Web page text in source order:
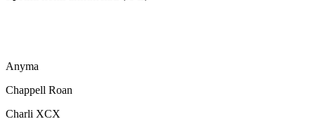
Anyma
Chappell Roan
Charli XCX